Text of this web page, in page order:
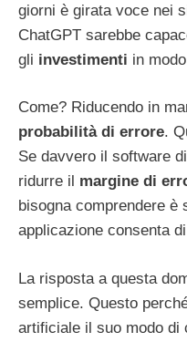
giorni è girata voce nei
ChatGPT sarebbe
gli investimenti in
Come? Riducendo in
probabilità di errore.
Se davvero il software
ridurre il margine di
bisogna comprendere è
applicazione consenta
La risposta a questa
semplice. Questo
artificiale il suo modo di